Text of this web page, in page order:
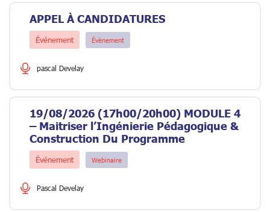
APPEL À CANDIDATURES
Événement Évènement
19/08/2026 (17h00/20h00) MODULE 4
– Maitriser l’Ingénierie Pédagogique &
Construction Du Programme
Événement Webinaire